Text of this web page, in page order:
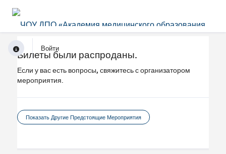
Войти
Билеты были распроданы.
Если у вас есть вопросы, свяжитесь с организатором
мероприятия.
Показать Другие Предстоящие Мероприятия